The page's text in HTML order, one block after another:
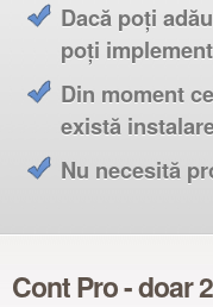
Dacă poți
poți
Din moment
există
Nu necesită
Cont Pro - doar